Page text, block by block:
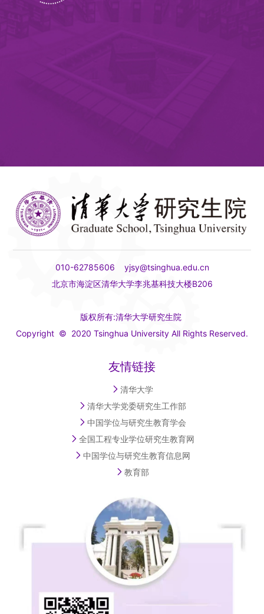
010-62785606 yjsy@tsinghua.edu.cn
北京市海淀区清华大学李兆基科技大楼B206
版权所有:清华大学研究生院
Copyright © 2020 Tsinghua University All Rights Reserved.
友情链接
清华大学
清华大学党委研究生工作部
中国学位与研究生教育学会
全国工程专业学位研究生教育网
中国学位与研究生教育信息网
教育部